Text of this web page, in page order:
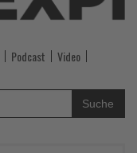
Podcast
Video
Suche